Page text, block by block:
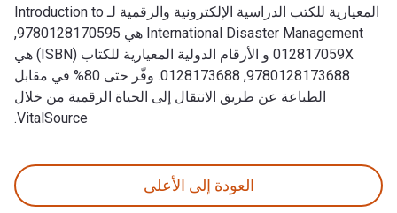
المعيارية للكتب الدراسية الإلكترونية والرقمية لـ Introduction to
International Disaster Management هي 9780128170595,
012817059X و الأرقام الدولية المعيارية للكتاب (ISBN) هي
9780128173688, 0128173688. وفّر حتى 80% في مقابل
الطباعة عن طريق الانتقال إلى الحياة الرقمية من خلال
VitalSource.
العودة إلى الأعلى